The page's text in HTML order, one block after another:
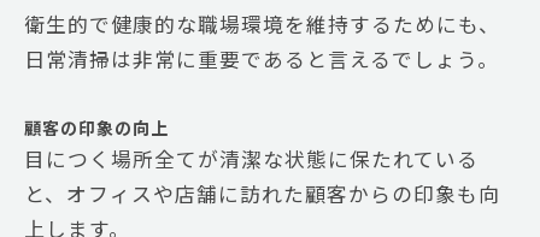
衛生的で健康的な職場環境を維持するためにも、
日常清掃は非常に重要であると言えるでしょう。
顧客の印象の向上
目につく場所全てが清潔な状態に保たれている
と、オフィスや店舗に訪れた顧客からの印象も向
上します。